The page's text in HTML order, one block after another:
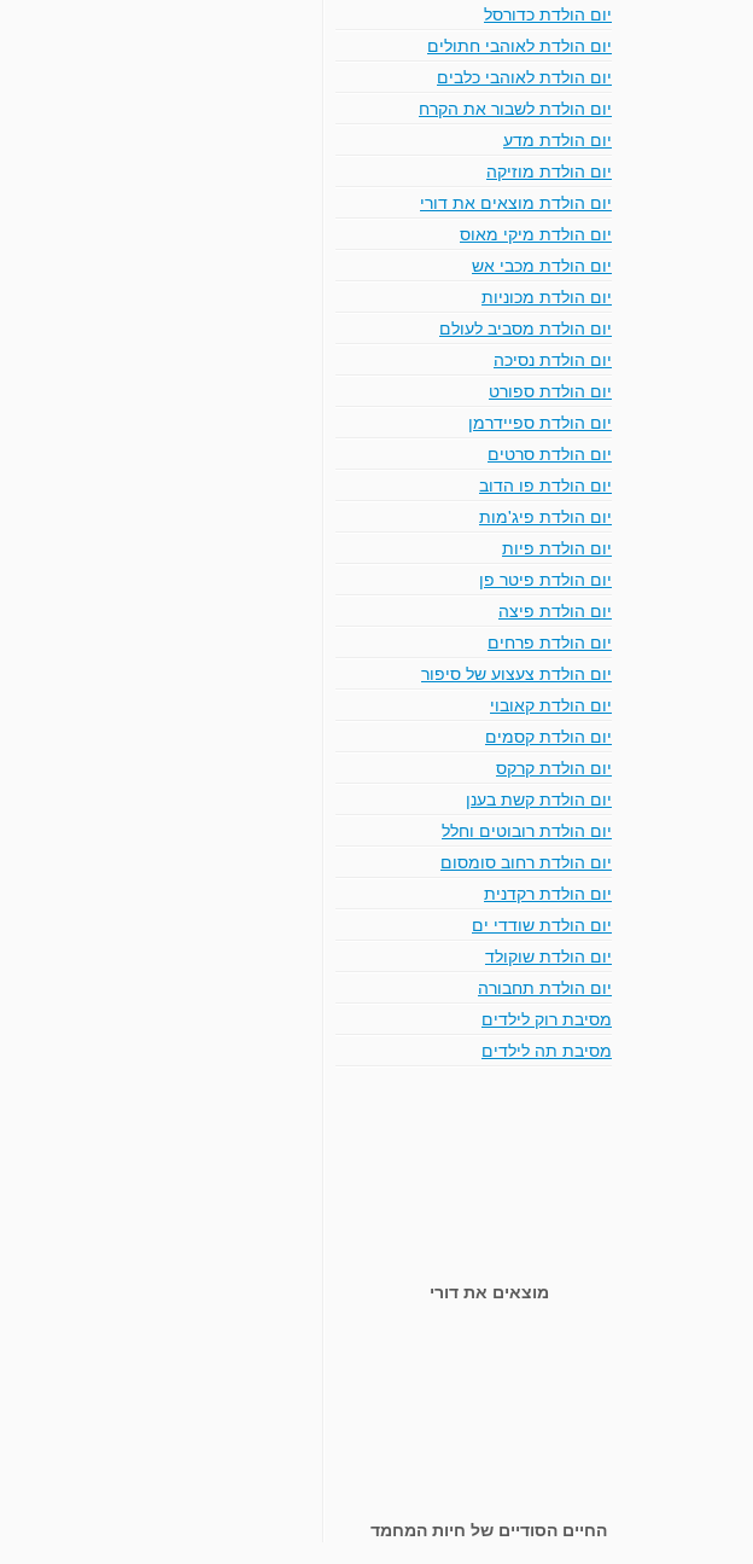
יום הולדת כדורסל
יום הולדת לאוהבי חתולים
יום הולדת לאוהבי כלבים
יום הולדת לשבור את הקרח
יום הולדת מדע
יום הולדת מוזיקה
יום הולדת מוצאים את דורי
יום הולדת מיקי מאוס
יום הולדת מכבי אש
יום הולדת מכוניות
יום הולדת מסביב לעולם
יום הולדת נסיכה
יום הולדת ספורט
יום הולדת ספיידרמן
יום הולדת סרטים
יום הולדת פו הדוב
יום הולדת פיג'מות
יום הולדת פיות
יום הולדת פיטר פן
יום הולדת פיצה
יום הולדת פרחים
יום הולדת צעצוע של סיפור
יום הולדת קאובוי
יום הולדת קסמים
יום הולדת קרקס
יום הולדת קשת בענן
יום הולדת רובוטים וחלל
יום הולדת רחוב סומסום
יום הולדת רקדנית
יום הולדת שודדי ים
יום הולדת שוקולד
יום הולדת תחבורה
מסיבת רוק לילדים
מסיבת תה לילדים
מוצאים את דורי
החיים הסודיים של חיות המחמד